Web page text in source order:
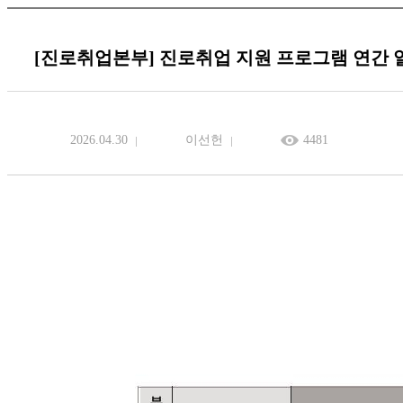
[진로취업본부] 진로취업 지원 프로그램 연간
2026.04.30 이선헌 4481